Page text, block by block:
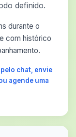
definido.
durante o
com histórico
chat, envie
agende uma